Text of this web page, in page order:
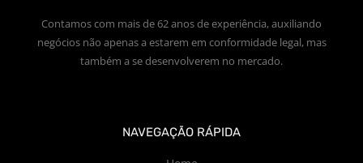
Contamos com mais de 62 anos de experiência, auxiliando
negócios não apenas a estarem em conformidade legal, mas
também a se desenvolverem no mercado.
NAVEGAÇÃO RÁPIDA